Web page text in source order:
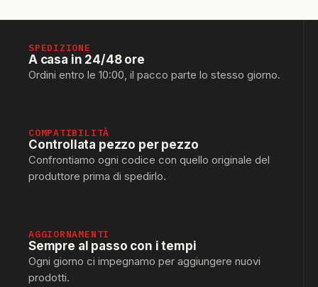
SPEDIZIONE
A casa in 24/48 ore
Ordini entro le 10:00, il pacco parte lo stesso giorno.
COMPATIBILITÀ
Controllata pezzo per pezzo
Confrontiamo ogni codice con quello originale del
produttore prima di spedirlo.
AGGIORNAMENTI
Sempre al passo con i tempi
Ogni giorno ci impegnamo per aggiungere nuovi
prodotti.